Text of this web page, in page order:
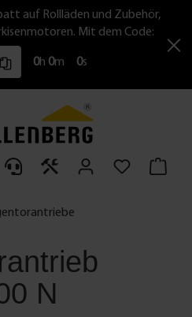
auf Rollläden und Zubehör,
Mit dem Code:
0h 0m 0s
N